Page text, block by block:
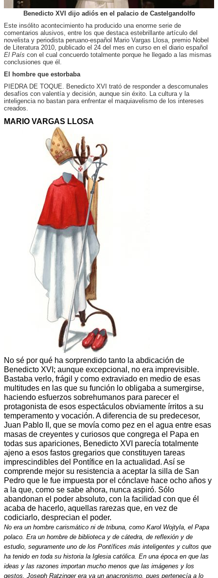
Benedicto XVI dijo adiós en el palacio de Castelgandolfo
Este insólito acontecimiento ha producido una enorme serie de
comentarios alusivos, entre los que destaca estebrillante artículo del
novelista y periodista peruano-español Mario Vargas Llosa, premio Nobel
de Literatura 2010, publicado el 24 del mes en curso en el diario español
El País con el cual concuerdo totalmente porque he llegado a las mismas
conclusiones que él.
El hombre que estorbaba
PIEDRA DE TOQUE. Benedicto XVI trató de responder a descomunales
desafíos con valentía y decisión, aunque sin éxito. La cultura y la
inteligencia no bastan para enfrentar el maquiavelismo de los intereses
creados.
MARIO VARGAS LLOSA
No sé por qué ha sorprendido tanto la abdicación de
Benedicto XVI; aunque excepcional, no era imprevisible.
Bastaba verlo, frágil y como extraviado en medio de esas
multitudes en las que su función lo obligaba a sumergirse,
haciendo esfuerzos sobrehumanos para parecer el
protagonista de esos espectáculos obviamente írritos a su
temperamento y vocación. A diferencia de su predecesor,
Juan Pablo II, que se movía como pez en el agua entre esas
masas de creyentes y curiosos que congrega el Papa en
todas sus apariciones, Benedicto XVI parecía totalmente
ajeno a esos fastos gregarios que constituyen tareas
imprescindibles del Pontífice en la actualidad. Así se
comprende mejor su resistencia a aceptar la silla de San
Pedro que le fue impuesta por el cónclave hace ocho años y
a la que, como se sabe ahora, nunca aspiró. Sólo
abandonan el poder absoluto, con la facilidad con que él
acaba de hacerlo, aquellas rarezas que, en vez de
codiciarlo, desprecian el poder.
No era un hombre carismático ni de tribuna, como Karol Wojtyla, el Papa
polaco. Era un hombre de biblioteca y de cátedra, de reflexión y de
estudio, seguramente uno de los Pontífices más inteligentes y cultos que
ha tenido en toda su historia la Iglesia católica. En una época en que las
ideas y las razones importan mucho menos que las imágenes y los
gestos, Joseph Ratzinger era ya un anacronismo, pues pertenecía a lo